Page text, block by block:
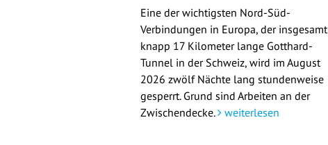
Eine der wichtigsten Nord-Süd-
Verbindungen in Europa, der insgesamt
knapp 17 Kilometer lange Gotthard-
Tunnel in der Schweiz, wird im August
2026 zwölf Nächte lang stundenweise
gesperrt. Grund sind Arbeiten an der
Zwischendecke.
weiterlesen